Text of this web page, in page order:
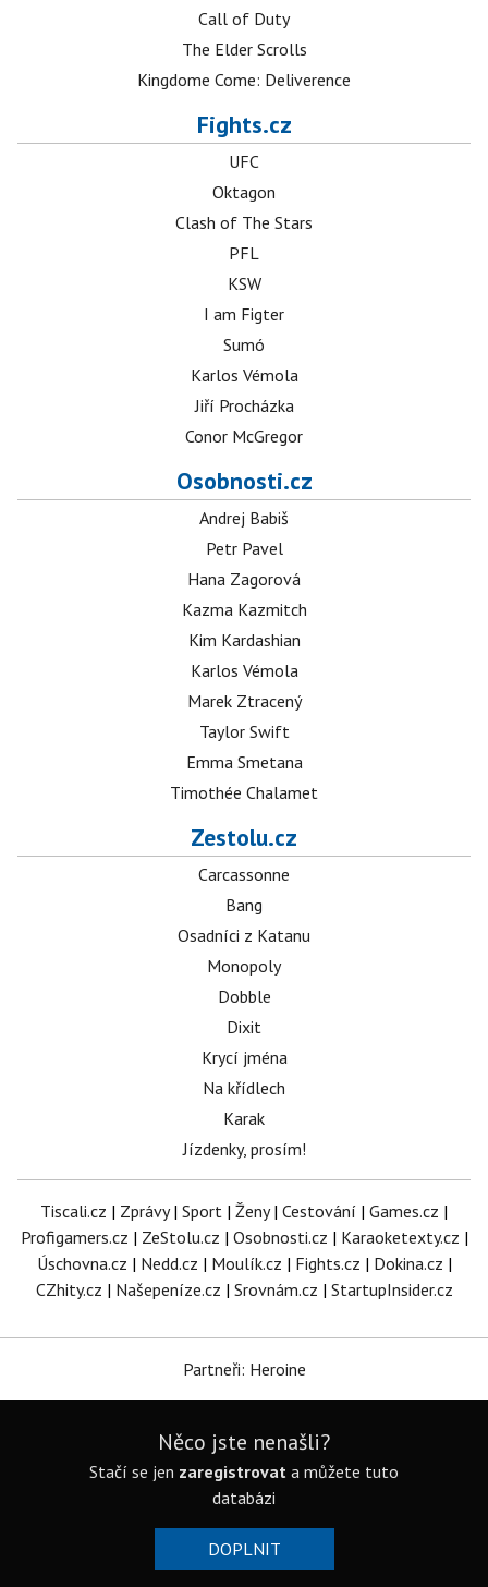
Call of Duty
The Elder Scrolls
Kingdome Come: Deliverence
Fights.cz
UFC
Oktagon
Clash of The Stars
PFL
KSW
I am Figter
Sumó
Karlos Vémola
Jiří Procházka
Conor McGregor
Osobnosti.cz
Andrej Babiš
Petr Pavel
Hana Zagorová
Kazma Kazmitch
Kim Kardashian
Karlos Vémola
Marek Ztracený
Taylor Swift
Emma Smetana
Timothée Chalamet
Zestolu.cz
Carcassonne
Bang
Osadníci z Katanu
Monopoly
Dobble
Dixit
Krycí jména
Na křídlech
Karak
Jízdenky, prosím!
Tiscali.cz | Zprávy| Sport | Ženy| Cestování | Games.cz |
Profigamers.cz | ZeStolu.cz | Osobnosti.cz | Karaoketexty.cz |
Úschovna.cz | Nedd.cz | Moulík.cz | Fights.cz | Dokina.cz |
CZhity.cz | Našepeníze.cz | Srovnám.cz | StartupInsider.cz
Partneři: Heroine
Něco jste nenašli?
Stačí se jen zaregistrovat a můžete tuto
databázi
DOPLNIT